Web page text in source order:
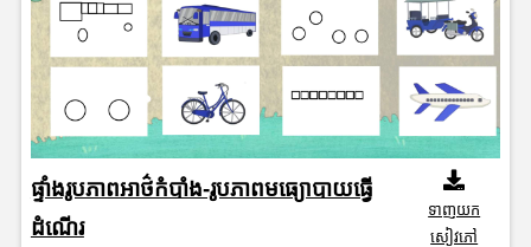
ផ្ទាំងរូបភាពអាថ៌កំបាំង-រូបភាពមធ្យោបាយធ្វើ
ដំណើរ
ទាញយក
សៀវភៅ